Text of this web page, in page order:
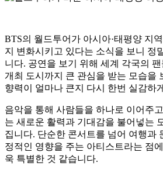
BTS의 월드투어가 아시아·태평양 지
지 변화시키고 있다는 소식을 보니 정
니다. 공연을 보기 위해 세계 각국의
개최 도시까지 큰 관심을 받는 모습을
향력이 얼마나 큰지 다시 한번 실감하
음악을 통해 사람들을 하나로 이어주
는 새로운 활력과 기대감을 불어넣는
집니다. 단순한 콘서트를 넘어 여행과
정적인 영향을 주는 아티스트라는 점
욱 특별한 것 같습니다.